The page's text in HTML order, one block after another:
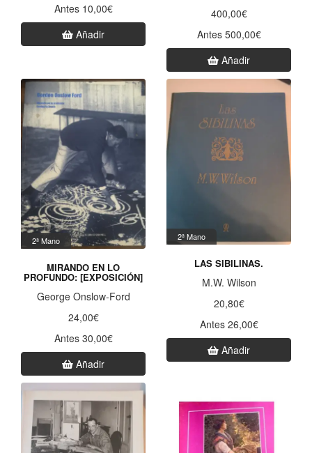
Antes 10,00€
Añadir
400,00€
Antes 500,00€
Añadir
2ª Mano
MIRANDO EN LO
PROFUNDO: [EXPOSICIÓN]
George Onslow-Ford
24,00€
Antes 30,00€
Añadir
2ª Mano
LAS SIBILINAS.
M.W. Wilson
20,80€
Antes 26,00€
Añadir